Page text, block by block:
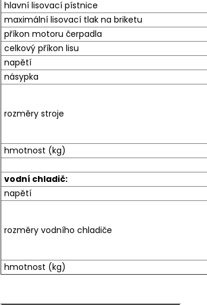
hlavní lisovací pístnice
maximální lisovací tlak na briketu
příkon motoru čerpadla
celkový příkon lisu
napětí
násypka
rozměry stroje
hmotnost (kg)
vodní chladič:
napětí
rozměry vodního chladiče
hmotnost (kg)